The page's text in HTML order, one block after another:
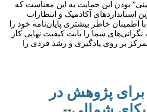
بودن این حمایت به این معناست که
استانداردهای آکادمیک و انتظارات
اطمینان خاطر بیشتری پایان‌نامه خود را
نگرانی‌های شما را بابت کیفیت نهایی کار
بر روی یادگیری و رشد فردی را
برای پژوهش در